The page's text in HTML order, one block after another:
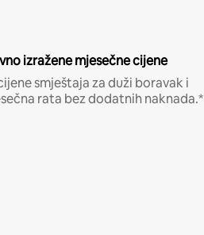
izražene mjesečne cijene
smještaja za duži boravak i
rata bez dodatnih naknada.*